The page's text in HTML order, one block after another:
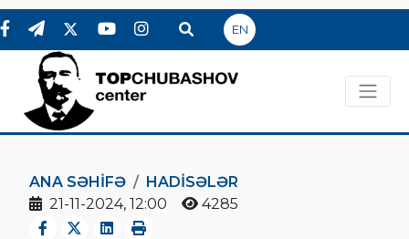
EN
ANA SƏHIFƏ
HADİSƏLƏR
21-11-2024, 12:00
4285